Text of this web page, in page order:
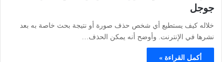
جوجل
خلاله كيف يستطيع أي شخص حذف صورة أو نتيجة بحث خاصة به بعد
نشرها في الإنترنت. وأوضح أنه يمكن الحذف…
أكمل القراءة »